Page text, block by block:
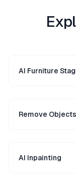
AI Furniture
Remove
AI Inpainting